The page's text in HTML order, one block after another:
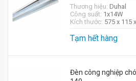
Thương hiệu: Duhal
Công suất: 1x14W
Kích thước: 575 x 115
Tạm hết hàng
Đèn công nghiệp